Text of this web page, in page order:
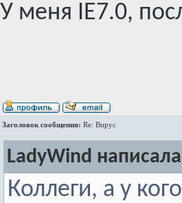
У меня IE7.0,
Заголовок сообщения: Re: Вирус
LadyWind
Коллеги, а у